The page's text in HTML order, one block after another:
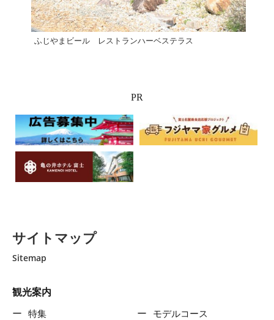
ふじやまビール レストランハーベステラス
PR
サイトマップ
Sitemap
観光案内
特集
モデルコース